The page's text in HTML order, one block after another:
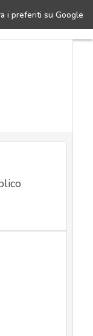
i preferiti su Google
il trend non si